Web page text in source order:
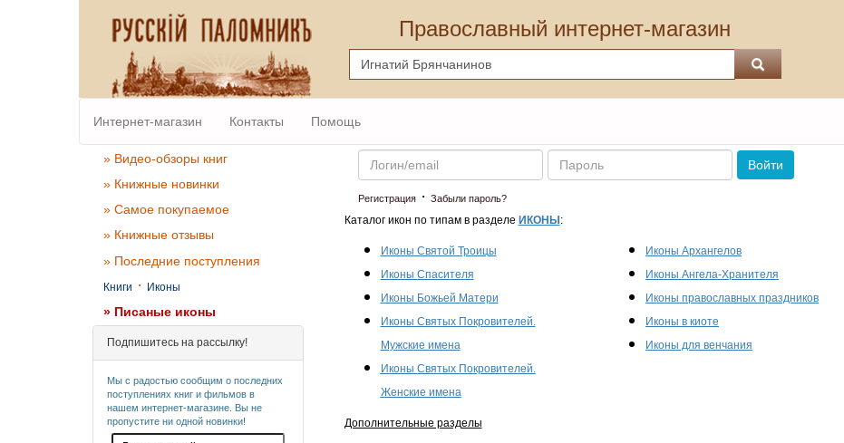
Православный интернет-магазин
Интернет-магазин Контакты Помощь
» Видео-обзоры книг
» Книжные новинки
» Самое покупаемое
» Книжные отзывы
» Последние поступления
Книги · Иконы
» Писаные иконы
Подпишитесь на рассылку!
Мы с радостью сообщим о последних
поступлениях книг и фильмов в
нашем интернет-магазине. Вы не
пропустите ни одной новинки!
Email Пароль
Войти
Регистрация· Забыли пароль?
Каталог икон по типам в разделе ИКОНЫ :
Иконы Святой Троицы
Иконы Спасителя
Иконы Божьей Матери
Иконы Святых Покровителей.
Мужские имена
Иконы Святых Покровителей.
Женские имена
Иконы Архангелов
Иконы Ангела-Хранителя
Иконы православных праздников
Иконы в киоте
Иконы для венчания
Дополнительные разделы